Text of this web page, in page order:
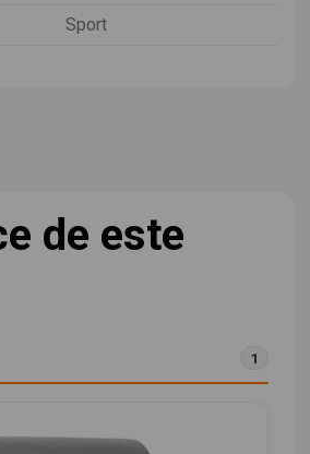
Sport
de este
1